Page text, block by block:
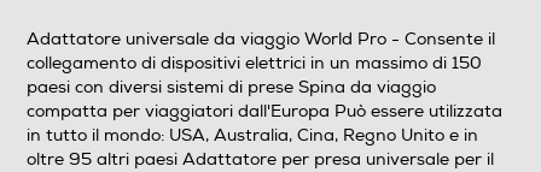
Adattatore universale da viaggio World Pro - Consente il
collegamento di dispositivi elettrici in un massimo di 150
paesi con diversi sistemi di prese Spina da viaggio
compatta per viaggiatori dall'Europa Può essere utilizzata
in tutto il mondo: USA, Australia, Cina, Regno Unito e in
oltre 95 altri paesi Adattatore per presa universale per il